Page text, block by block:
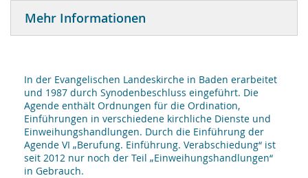
Mehr Informationen
In der Evangelischen Landeskirche in Baden erarbeitet
und 1987 durch Synodenbeschluss eingeführt. Die
Agende enthält Ordnungen für die Ordination,
Einführungen in verschiedene kirchliche Dienste und
Einweihungshandlungen. Durch die Einführung der
Agende VI „Berufung. Einführung. Verabschiedung“ ist
seit 2012 nur noch der Teil „Einweihungshandlungen“
in Gebrauch.